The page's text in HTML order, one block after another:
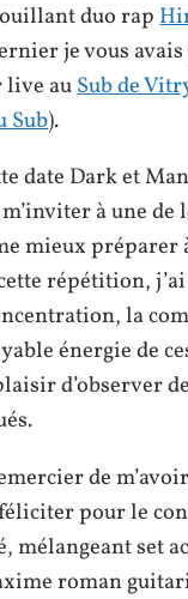
duo rap
je vous
live auSub de
Sub).
date Dark et
à une de
mieux préparer
répétition,
la
énergie de
d’observer
de
pour le
mélangeant set
roman